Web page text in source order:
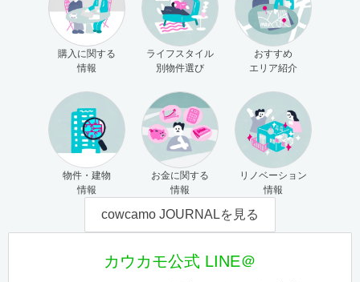
購入に関する
情報
ライフスタイル
別物件選び
おすすめ
エリア紹介
物件・建物
情報
お金に関する
情報
リノベーション
情報
cowcamo JOURNALを見る
カウカモ公式 LINE＠